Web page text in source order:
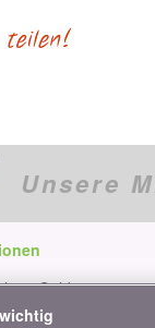
Unsere
Geld zu